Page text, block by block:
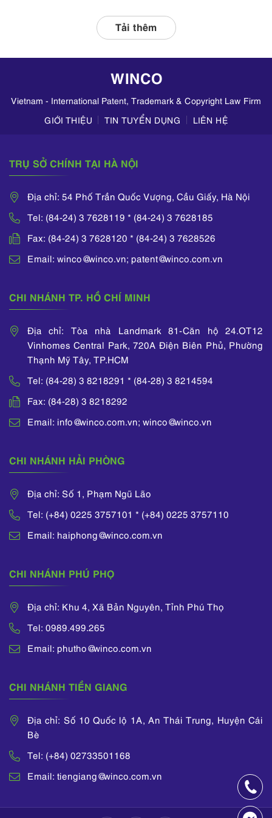
liên quan, tập
trung kiểm tra
Tải thêm
WINCO
Vietnam - International Patent, Trademark & Copyright Law Firm
GIỚI THIỆU
TIN TUYỂN DỤNG LIÊN HỆ
TRỤ SỞ CHÍNH TẠI HÀ NỘI
Địa chỉ: 54 Phố Trần Quốc Vượng, Cầu Giấy, Hà Nội
Tel: (84-24) 3 7628119 * (84-24) 3 7628185
Fax: (84-24) 3 7628120 * (84-24) 3 7628526
Email: winco@winco.vn; patent@winco.com.vn
CHI NHÁNH TP. HỒ CHÍ MINH
Địa chỉ: Tòa nhà Landmark 81-Căn hộ 24.OT12
Vinhomes Central Park, 720A Điện Biên Phủ, Phường
Thạnh Mỹ Tây, TP.HCM
Tel: (84-28) 3 8218291 * (84-28) 3 8214594
Fax: (84-28) 3 8218292
Email: info@winco.com.vn; winco@winco.vn
CHI NHÁNH HẢI PHÒNG
Địa chỉ: Số 1, Phạm Ngũ Lão
Tel: (+84) 0225 3757101 * (+84) 0225 3757110
Email: haiphong@winco.com.vn
CHI NHÁNH PHÚ PHỌ
Địa chỉ: Khu 4, Xã Bản Nguyên, Tỉnh Phú Thọ
Tel: 0989.499.265
Email: phutho@winco.com.vn
CHI NHÁNH TIỀN GIANG
Địa chỉ: Số 10 Quốc lộ 1A, An Thái Trung, Huyện Cái
Bè
Tel: (+84) 02733501168
Email: tiengiang@winco.com.vn